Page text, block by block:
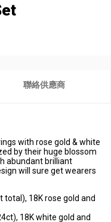
聯絡供應商
with rose gold & white
by their huge blossom
abundant brilliant
will sure get wearers
total), 18K rose gold and
18K white gold and